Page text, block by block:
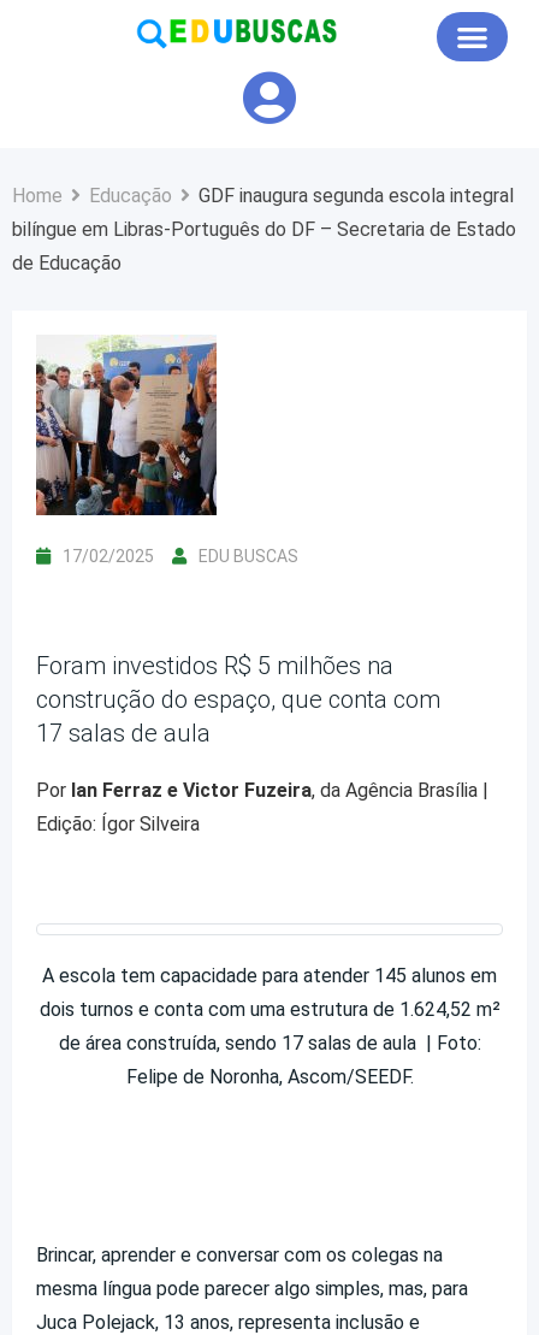
Home Educação
GDF inaugura segunda escola integral
bilíngue em Libras-Português do DF – Secretaria de Estado
de Educação
17/02/2025 EDU BUSCAS
Foram investidos R$ 5 milhões na
construção do espaço, que conta com
17 salas de aula
Por Ian Ferraz e Victor Fuzeira, da Agência Brasília |
Edição: Ígor Silveira
A escola tem capacidade para atender 145 alunos em
dois turnos e conta com uma estrutura de 1.624,52 m²
de área construída, sendo 17 salas de aula | Foto:
Felipe de Noronha, Ascom/SEEDF.
Brincar, aprender e conversar com os colegas na
mesma língua pode parecer algo simples, mas, para
Juca Polejack, 13 anos, representa inclusão e